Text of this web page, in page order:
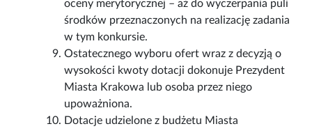
oceny merytorycznej – aż do wyczerpania puli
środków przeznaczonych na realizację zadania
w tym konkursie.
Ostatecznego wyboru ofert wraz z decyzją o
wysokości kwoty dotacji dokonuje Prezydent
Miasta Krakowa lub osoba przez niego
upoważniona.
Dotacje udzielone z budżetu Miasta